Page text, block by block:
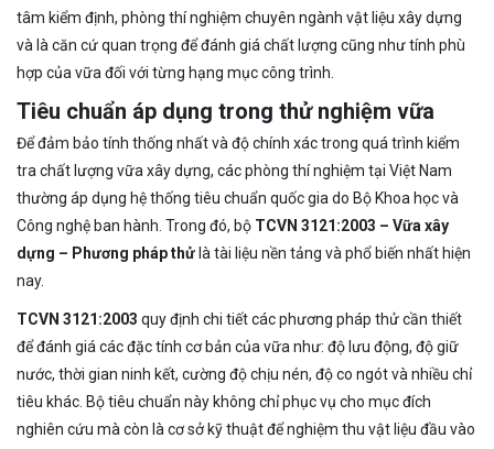
tâm kiểm định, phòng thí nghiệm chuyên ngành vật liệu xây dựng
và là căn cứ quan trọng để đánh giá chất lượng cũng như tính phù
hợp của vữa đối với từng hạng mục công trình.
Tiêu chuẩn áp dụng trong thử nghiệm vữa
Để đảm bảo tính thống nhất và độ chính xác trong quá trình kiểm
tra chất lượng vữa xây dựng, các phòng thí nghiệm tại Việt Nam
thường áp dụng hệ thống tiêu chuẩn quốc gia do Bộ Khoa học và
Công nghệ ban hành. Trong đó, bộ TCVN 3121:2003 – Vữa xây
dựng – Phương pháp thử là tài liệu nền tảng và phổ biến nhất hiện
nay.
TCVN 3121:2003 quy định chi tiết các phương pháp thử cần thiết
để đánh giá các đặc tính cơ bản của vữa như: độ lưu động, độ giữ
nước, thời gian ninh kết, cường độ chịu nén, độ co ngót và nhiều chỉ
tiêu khác. Bộ tiêu chuẩn này không chỉ phục vụ cho mục đích
nghiên cứu mà còn là cơ sở kỹ thuật để nghiệm thu vật liệu đầu vào